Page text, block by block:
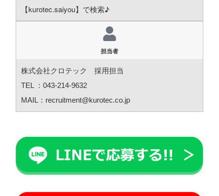
【kurotec.saiyou】で検索♪
担当者
株式会社クロテック 採用担当
TEL ：043-214-9632
MAIL：recruitment@kurotec.co.jp